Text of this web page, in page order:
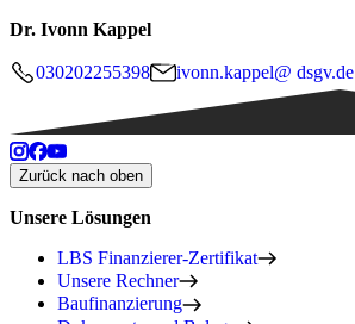
Dr. Ivonn Kappel
030202255398 ivonn.kappel@ dsgv.de
Zurück nach oben
Unsere Lösungen
LBS Finanzierer-Zertifikat
Unsere Rechner
Baufinanzierung